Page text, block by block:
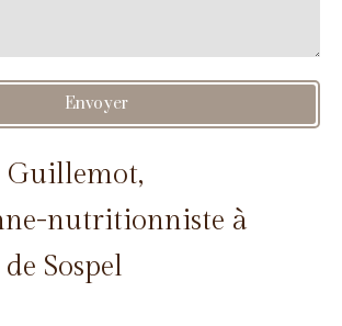
Envoyer
Guillemot,
nutritionniste à
Sospel